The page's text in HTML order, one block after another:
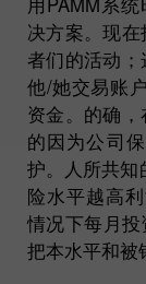
决方案。现
者们的活动
他/她交易账
资金。的确
的因为公司
护。人所共知
险水平越高
情况下每月投
把本水平和被